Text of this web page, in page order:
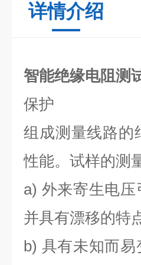
详情介绍
智能绝缘电阻测
保护
组成测量线路的
性能。试样的测
a) 外来寄生电
并具有漂移的特
b) 具有未知而